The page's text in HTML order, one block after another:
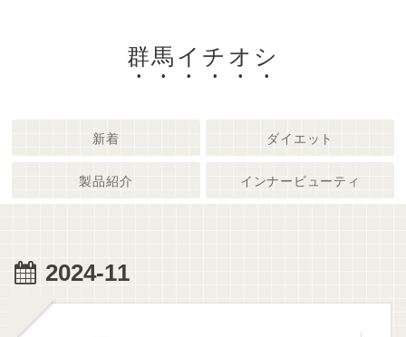
群馬イチオシ
新着 ダイエット
製品紹介 インナービューティ
2024-11